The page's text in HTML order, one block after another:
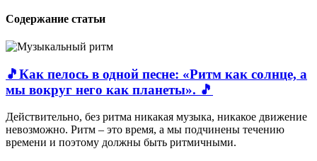
Содержание статьи
🎵Как пелось в одной песне: «Ритм как солнце, а
мы вокруг него как планеты». 🎵
Действительно, без ритма никакая музыка, никакое движение
невозможно. Ритм – это время, а мы подчинены течению
времени и поэтому должны быть ритмичными.